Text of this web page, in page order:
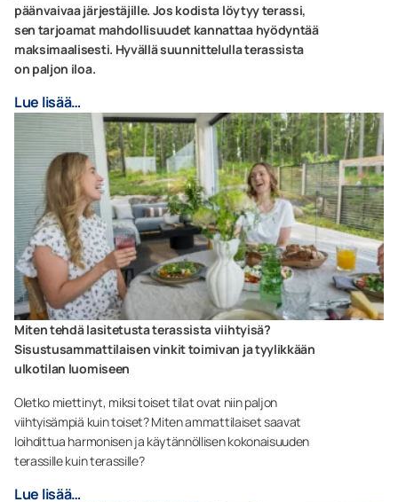
päänvaivaa järjestäjille. Jos kodista löytyy terassi,
sen tarjoamat mahdollisuudet kannattaa hyödyntää
maksimaalisesti. Hyvällä suunnittelulla terassista
on paljon iloa.
Lue lisää…
Miten tehdä lasitetusta terassista viihtyisä?
Sisustusammattilaisen vinkit toimivan ja tyylikkään
ulkotilan luomiseen
Oletko miettinyt, miksi toiset tilat ovat niin paljon
viihtyisämpiä kuin toiset? Miten ammattilaiset saavat
loihdittua harmonisen ja käytännöllisen kokonaisuuden
terassille kuin terassille?
Lue lisää…